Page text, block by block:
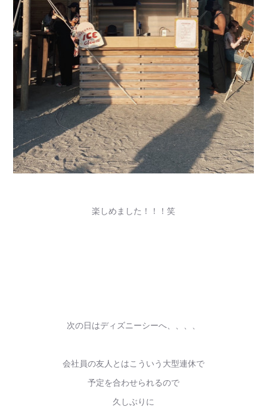
楽しめました！！！笑
次の日はディズニーシーへ、、、、
会社員の友人とはこういう大型連休で
予定を合わせられるので
久しぶりに